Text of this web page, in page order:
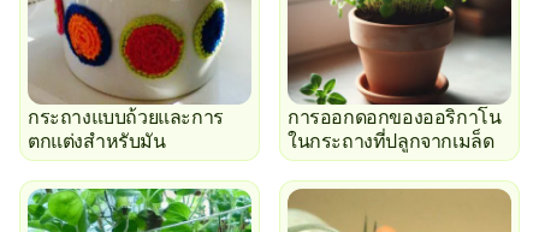
กระถางแบบถ้วยและการ
ตกแต่งสำหรับมัน
การออกดอกของออริกาโน
ในกระถางที่ปลูกจากเมล็ด